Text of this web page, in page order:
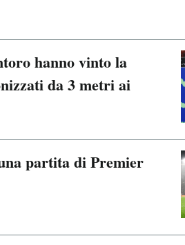
hanno vinto la
da 3 metri ai
partita di Premier